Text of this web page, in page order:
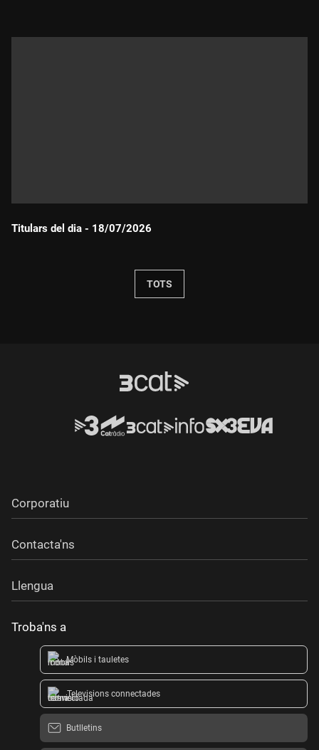
Titulars del dia - 18/07/2026
TOTS
Corporatiu
Contacta'ns
Llengua
Troba'ns a
Mòbils i tauletes
Televisions connectades
Butlletins